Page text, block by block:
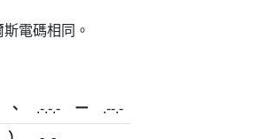
電碼相同。
、 .-.-.- ー
.--.-